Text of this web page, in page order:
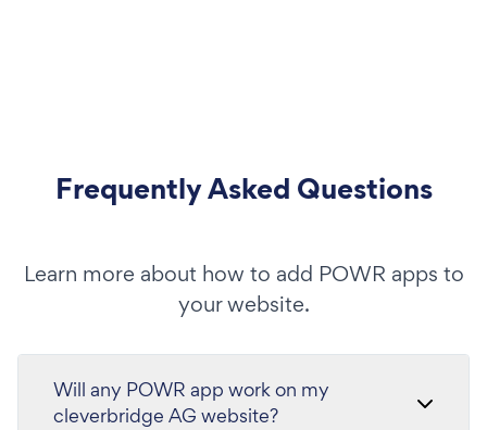
Frequently Asked Questions
Learn more about how to add POWR apps to
your website.
Will any POWR app work on my
cleverbridge AG website?